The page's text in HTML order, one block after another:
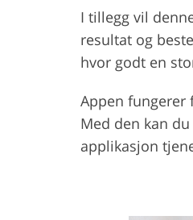
I tillegg vil
resultat og
hvor godt en
Appen fungerer
Med den kan
applikasjon